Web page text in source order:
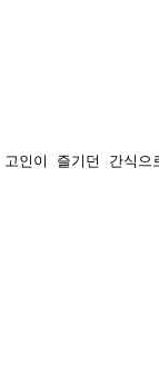
인이 즐기던 간식